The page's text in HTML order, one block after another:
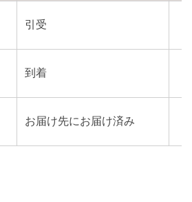
引受
到着
お届け先にお届け済み